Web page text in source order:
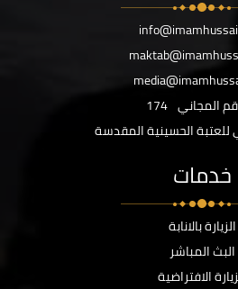
المجاني 174
للعتبة الحسينية المقدسة
خدمات
الزيارة بالانابة
البث المباشر
الافتراضية